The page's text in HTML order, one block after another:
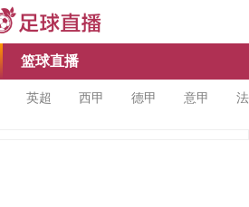
篮球直播
英超 西甲 德甲 意甲